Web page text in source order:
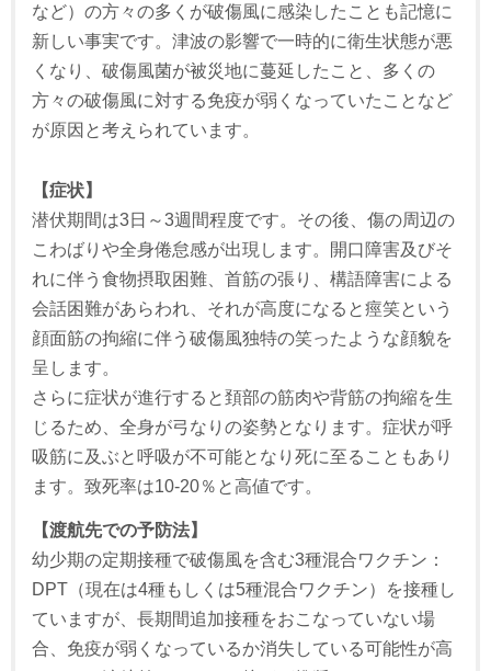
など）の方々の多くが破傷風に感染したことも記憶に
新しい事実です。津波の影響で一時的に衛生状態が悪
くなり、破傷風菌が被災地に蔓延したこと、多くの
方々の破傷風に対する免疫が弱くなっていたことなど
が原因と考えられています。
【症状】
潜伏期間は3日～3週間程度です。その後、傷の周辺の
こわばりや全身倦怠感が出現します。開口障害及びそ
れに伴う食物摂取困難、首筋の張り、構語障害による
会話困難があらわれ、それが高度になると痙笑という
顔面筋の拘縮に伴う破傷風独特の笑ったような顔貌を
呈します。
さらに症状が進行すると頚部の筋肉や背筋の拘縮を生
じるため、全身が弓なりの姿勢となります。症状が呼
吸筋に及ぶと呼吸が不可能となり死に至ることもあり
ます。致死率は10-20％と高値です。
【渡航先での予防法】
幼少期の定期接種で破傷風を含む3種混合ワクチン：
DPT（現在は4種もしくは5種混合ワクチン）を接種し
ていますが、長期間追加接種をおこなっていない場
合、免疫が弱くなっているか消失している可能性が高